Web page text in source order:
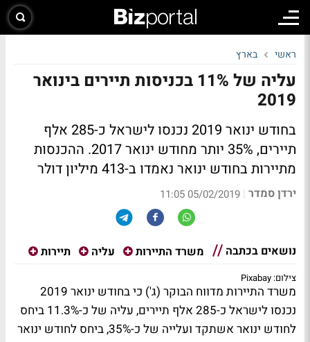
ראשי בארץ
עליה של 11% בכניסות תיירים בינואר
2019
בחודש ינואר 2019 נכנסו לישראל כ-285 אלף
תיירים, 35% יותר מחודש ינואר 2017. ההכנסות
מתיירות בחודש ינואר נאמדו ב-413 מיליון דולר
ירדן סמדר |
05/02/2019 11:05
נושאים בכתבה משרד התיירות עליה תיירות
צילום: Pixabay
משרד התיירות מדווח הבוקר (ג') כי בחודש ינואר 2019
נכנסו לישראל כ-285 אלף תיירים, עליה של כ-11.3% ביחס
לחודש ינואר אשתקד ועלייה של כ-35%, ביחס לחודש ינואר